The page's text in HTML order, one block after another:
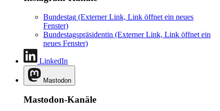
Bundestag (Externer Link, Link öffnet ein neues
Fenster)
Bundestagspräsidentin (Externer Link, Link öffnet ein
neues Fenster)
LinkedIn
Mastodon
Mastodon-Kanäle